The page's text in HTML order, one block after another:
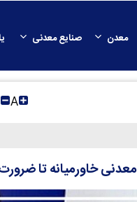
معدن صنایع معدنی
A
خاورمیانه تا